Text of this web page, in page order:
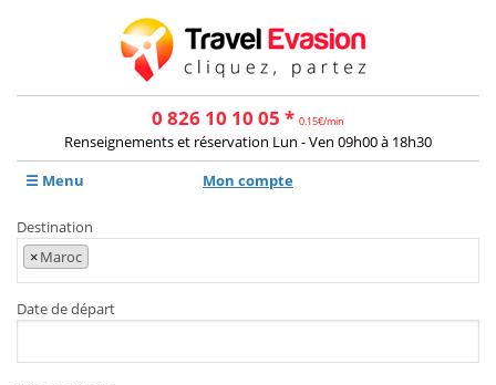
0 826 10 10 05 * 0.15€/min
Renseignements et réservation Lun - Ven 09h00 à 18h30
☰ Menu
Mon compte
Destination
×Maroc
Date de départ